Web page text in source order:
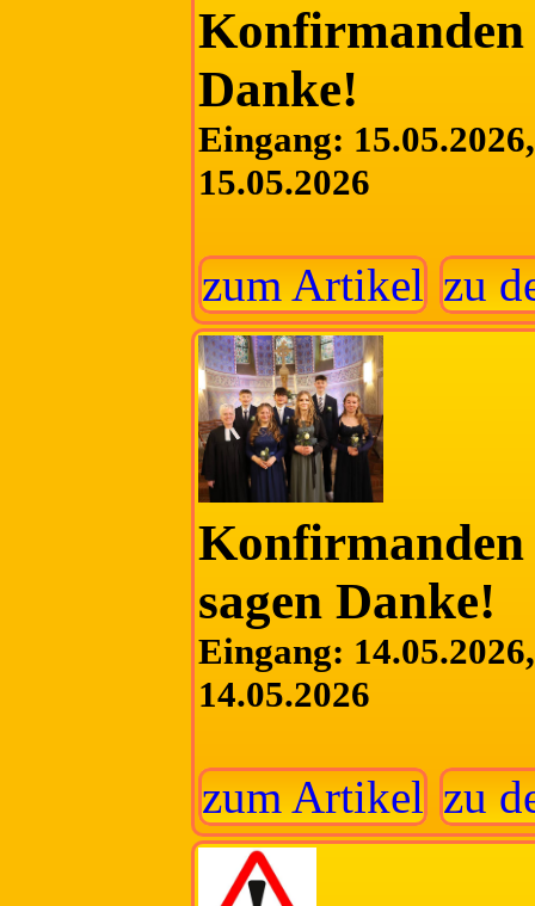
Konfirmanden
Danke!
Eingang:
15.05.2026
zum Artikel zu
Konfirmanden
sagen Danke!
Eingang:
14.05.2026
zum Artikel zu